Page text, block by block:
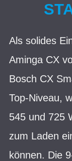
Als solides
Aminga CX
Bosch CX
Top-Niveau,
545 und 725
zum Laden
können. Die